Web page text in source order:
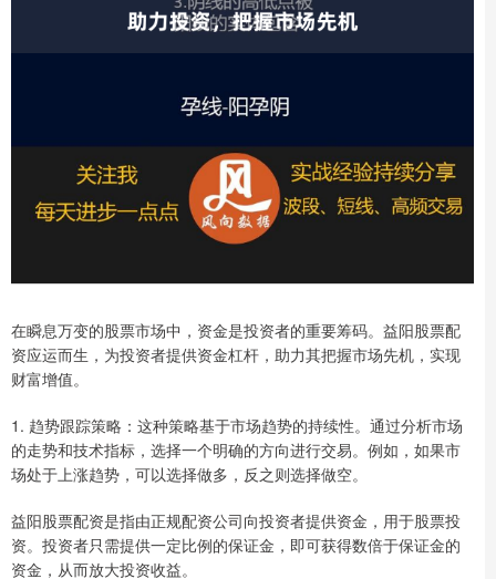
在瞬息万变的股票市场中，资金是投资者的重要筹码。益阳股票配
资应运而生，为投资者提供资金杠杆，助力其把握市场先机，实现
财富增值。
1. 趋势跟踪策略：这种策略基于市场趋势的持续性。通过分析市场
的走势和技术指标，选择一个明确的方向进行交易。例如，如果市
场处于上涨趋势，可以选择做多，反之则选择做空。
益阳股票配资是指由正规配资公司向投资者提供资金，用于股票投
资。投资者只需提供一定比例的保证金，即可获得数倍于保证金的
资金，从而放大投资收益。